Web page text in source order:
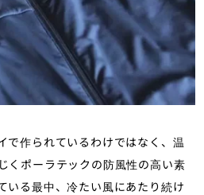
で作られているわけではなく、温
くポーラテックの防風性の高い素
いる最中、冷たい風にあたり続け